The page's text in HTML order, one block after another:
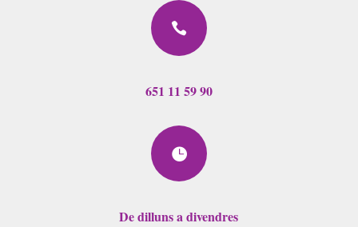

651 11 59 90

De dilluns a divendres